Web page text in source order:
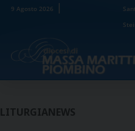
Skip9 Agosto 2026
LITURGIANEWS